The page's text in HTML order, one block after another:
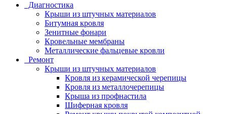
Диагностика
Крыши из штучных материалов
Битумная кровля
Зенитные фонари
Кровельные мембраны
Металлические фальцевые кровли
Ремонт
Крыши из штучных материалов
Кровля из керамической черепицы
Кровля из металлочерепицы
Крыша из профнастила
Шиферная кровля